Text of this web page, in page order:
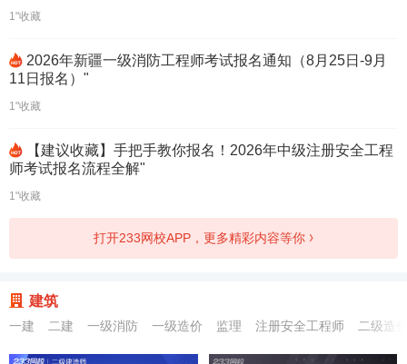
1"收藏
2026年新疆一级消防工程师考试报名通知（8月25日-9月
11日报名）"
1"收藏
【建议收藏】手把手教你报名！2026年中级注册安全工程
师考试报名流程全解"
1"收藏
打开233网校APP，更多精彩内容等你
建筑
一建 二建 一级消防 一级造价 监理 注册安全工程师 二级造